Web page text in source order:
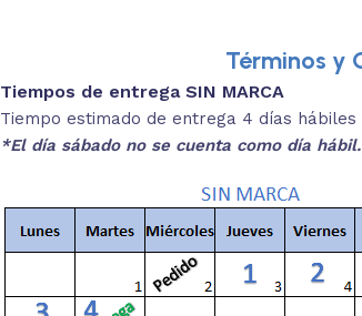
Descripciones breves y medidas
REVISA
estás buscando.
Términos y
Tiempos de entrega SIN MARCA
Tiempo estimado de entrega 4 días
*El día sábado no se cuenta como día hábil.